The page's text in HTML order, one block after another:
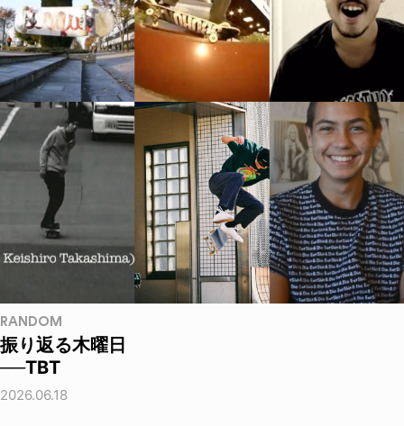
RANDOM
振り返る木曜日
──TBT
2026.06.18